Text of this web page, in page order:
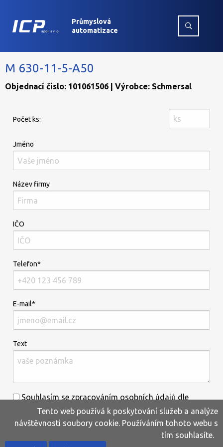
Průmyslová
automatizace
M 630-11-5-A50
Objednací číslo: 101061506 | Výrobce: Schmersal
Počet ks:
Jméno
Název firmy
IČO
Telefon*
E-mail*
Text
Souhlasím se zpracováním osobních údajů dle
informací uvedenýchzde.*
Tento web používá k poskytování služeb a analýze
návštěvnosti soubory cookie. Používáním tohoto webu s
tím souhlasíte.